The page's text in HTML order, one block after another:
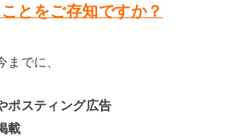
とをご存知ですか？
までに、
ポスティング広告
載